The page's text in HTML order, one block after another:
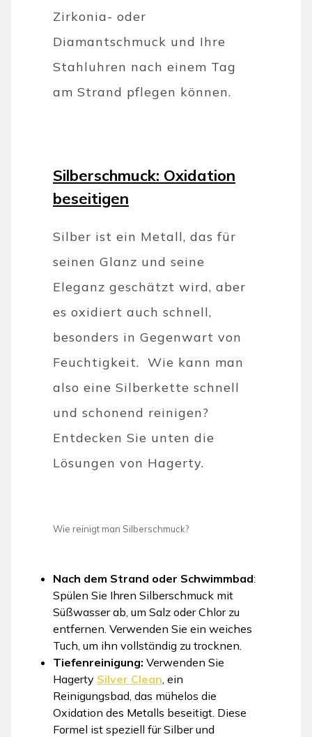
Zirkonia- oder
Diamantschmuck und Ihre
Stahluhren nach einem Tag
am Strand pflegen können.
Silberschmuck: Oxidation
beseitigen
Silber ist ein Metall, das für
seinen Glanz und seine
Eleganz geschätzt wird, aber
es oxidiert auch schnell,
besonders in Gegenwart von
Feuchtigkeit. Wie kann man
also eine Silberkette schnell
und schonend reinigen?
Entdecken Sie unten die
Lösungen von Hagerty.
Wie reinigt man Silberschmuck?
Nach dem Strand oder Schwimmbad:
Spülen Sie Ihren Silberschmuck mit
Süßwasser ab, um Salz oder Chlor zu
entfernen. Verwenden Sie ein weiches
Tuch, um ihn vollständig zu trocknen.
Tiefenreinigung: Verwenden Sie
Hagerty Silver Clean , ein
Reinigungsbad, das mühelos die
Oxidation des Metalls beseitigt. Diese
Formel ist speziell für Silber und